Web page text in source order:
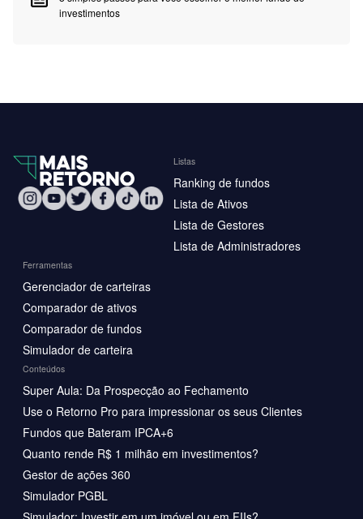
investimentos
Listas
Ranking de fundos
Lista de Ativos
Lista de Gestores
Lista de Administradores
Ferramentas
Gerenciador de carteiras
Comparador de ativos
Comparador de fundos
Simulador de carteira
Conteúdos
Super Aula: Da Prospecção ao Fechamento
Use o Retorno Pro para impressionar os seus Clientes
Fundos que Bateram IPCA+6
Quanto rende R$ 1 milhão em investimentos?
Gestor de ações 360
Simulador PGBL